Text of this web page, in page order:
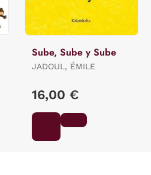
Sube, Sube y Sube
JADOUL, ÉMILE
16,00 €